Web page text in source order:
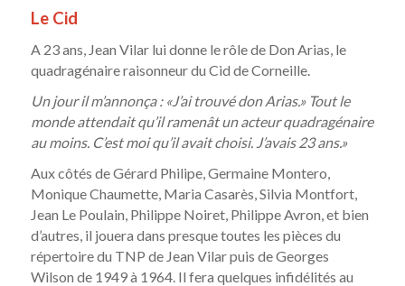
Le Cid
A 23 ans, Jean Vilar lui donne le rôle de Don Arias, le
quadragénaire raisonneur du Cid de Corneille.
Un jour il m’annonça : «J’ai trouvé don Arias.» Tout le
monde attendait qu’il ramenât un acteur quadragénaire
au moins. C’est moi qu’il avait choisi. J’avais 23 ans.»
Aux côtés de Gérard Philipe, Germaine Montero,
Monique Chaumette, Maria Casarès, Silvia Montfort,
Jean Le Poulain, Philippe Noiret, Philippe Avron, et bien
d’autres, il jouera dans presque toutes les pièces du
répertoire du TNP de Jean Vilar puis de Georges
Wilson de 1949 à 1964. Il fera quelques infidélités au